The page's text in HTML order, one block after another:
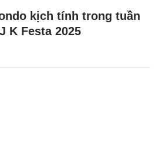
kịch tính trong tuần
K Festa 2025